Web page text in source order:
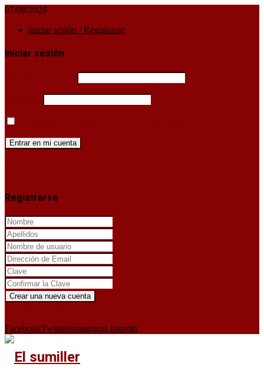
07/08/2026
iniciar sesión / Registrarse
Iniciar sesión
Registrarse
FacebookTwitterInstagramLinkedin